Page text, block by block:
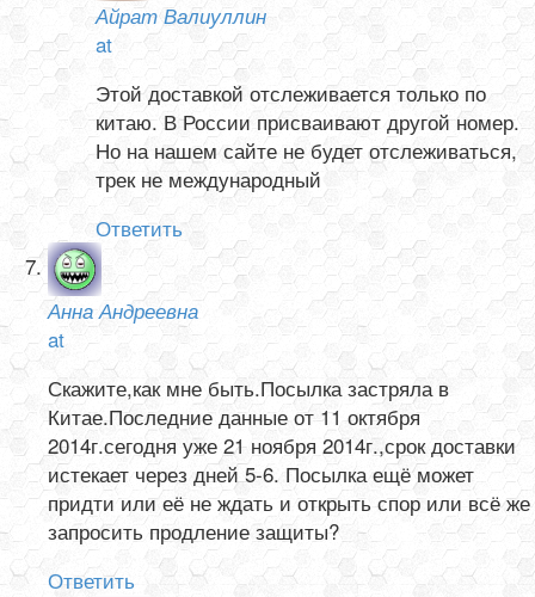
Айрат Валиуллин
at
Этой доставкой отслеживается только по
китаю. В России присваивают другой номер.
Но на нашем сайте не будет отслеживаться,
трек не международный
Ответить
Анна Андреевна
at
Скажите,как мне быть.Посылка застряла в
Китае.Последние данные от 11 октября
2014г.сегодня уже 21 ноября 2014г.,срок доставки
истекает через дней 5-6. Посылка ещё может
придти или её не ждать и открыть спор или всё же
запросить продление защиты?
Ответить